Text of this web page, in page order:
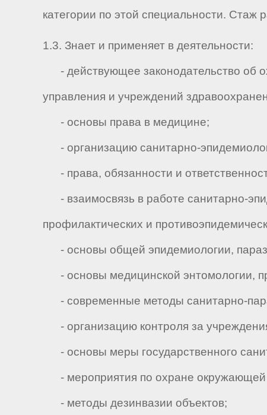
категории по этой специальности. Стаж
1.3. Знает и применяет в деятельности:
- действующее законодательство об
управления и учреждений
- основы права в медицине;
- организацию санитарно-
- права, обязанности и
- взаимосвязь в работе санитарно-
профилактических и
- основы общей эпидемиологии,
- основы медицинской энтомологии,
- современные методы санитарно-
- организацию контроля за
- основы меры государственного
- мероприятия по охране окружающей
- методы дезинвазии объектов;